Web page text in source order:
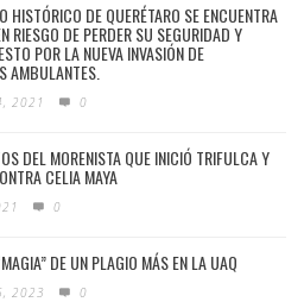
HISTÓRICO DE QUERÉTARO SE ENCUENTRA
RIESGO DE PERDER SU SEGURIDAD Y
POR LA NUEVA INVASIÓN DE
AMBULANTES.
2021 0
DEL MORENISTA QUE INICIÓ TRIFULCA Y
CELIA MAYA
0
DE UN PLAGIO MÁS EN LA UAQ
2023 0